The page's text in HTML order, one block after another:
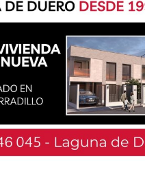
meses